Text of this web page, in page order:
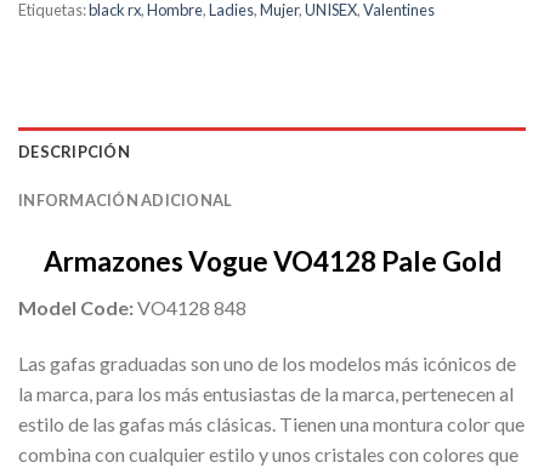
Etiquetas:black rx,Hombre,Ladies,Mujer,UNISEX,Valentines
DESCRIPCIÓN
INFORMACIÓN ADICIONAL
Armazones Vogue VO4128 Pale Gold
Model Code:VO4128 848
Las gafas graduadas son uno de los modelos más icónicos de
la marca, para los más entusiastas de la marca, pertenecen al
estilo de las gafas más clásicas. Tienen una montura color que
combina con cualquier estilo y unos cristales con colores que